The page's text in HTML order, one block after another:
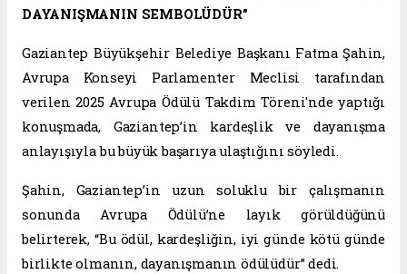
DAYANIŞMANIN SEMBOLÜDÜR”
Gaziantep Büyükşehir Belediye Başkanı Fatma Şahin,
Avrupa Konseyi Parlamenter Meclisi tarafından
verilen 2025 Avrupa Ödülü Takdim Töreni'nde yaptığı
konuşmada, Gaziantep’in kardeşlik ve dayanışma
anlayışıyla bu büyük başarıya ulaştığını söyledi.
Şahin, Gaziantep’in uzun soluklu bir çalışmanın
sonunda Avrupa Ödülü’ne layık görüldüğünü
belirterek, “Bu ödül, kardeşliğin, iyi günde kötü günde
birlikte olmanın, dayanışmanın ödülüdür” dedi.